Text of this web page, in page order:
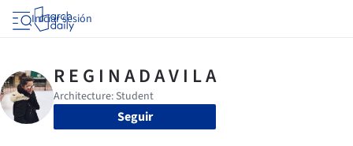
Iniciar sesión
Seguir